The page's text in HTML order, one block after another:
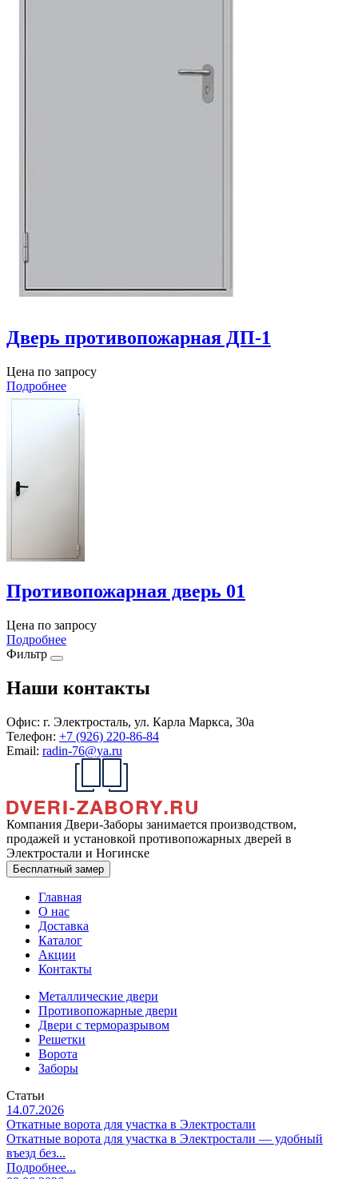
Дверь противопожарная ДП-1
Цена по запросу
Подробнее
Противопожарная дверь 01
Цена по запросу
Подробнее
Фильтр
Наши контакты
Офис: г. Электросталь, ул. Карла Маркса, 30а
Телефон: +7 (926) 220-86-84
Email: radin-76@ya.ru
Компания Двери-Заборы занимается производством,
продажей и установкой противопожарных дверей в
Электростали и Ногинске
Бесплатный замер
Главная
О нас
Доставка
Каталог
Акции
Контакты
Металлические двери
Противопожарные двери
Двери с терморазрывом
Решетки
Ворота
Заборы
Статьи
14.07.2026
Откатные ворота для участка в Электростали
Откатные ворота для участка в Электростали — удобный
въезд без...
Подробнее...